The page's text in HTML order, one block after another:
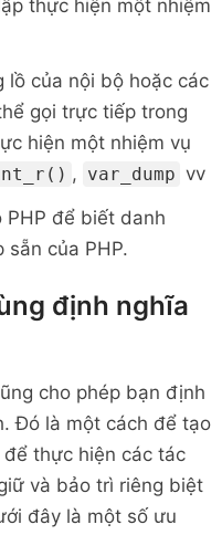
thực hiện một nhiệm
lồ của nội bộ hoặc các
gọi trực tiếp trong
hiện một nhiệm vụ
, var_dump vv
PHP để biết danh
của PHP.
định nghĩa
cho phép bạn định
Đó là một cách để tạo
thực hiện các tác
và bảo trì riêng biệt
đây là một số ưu